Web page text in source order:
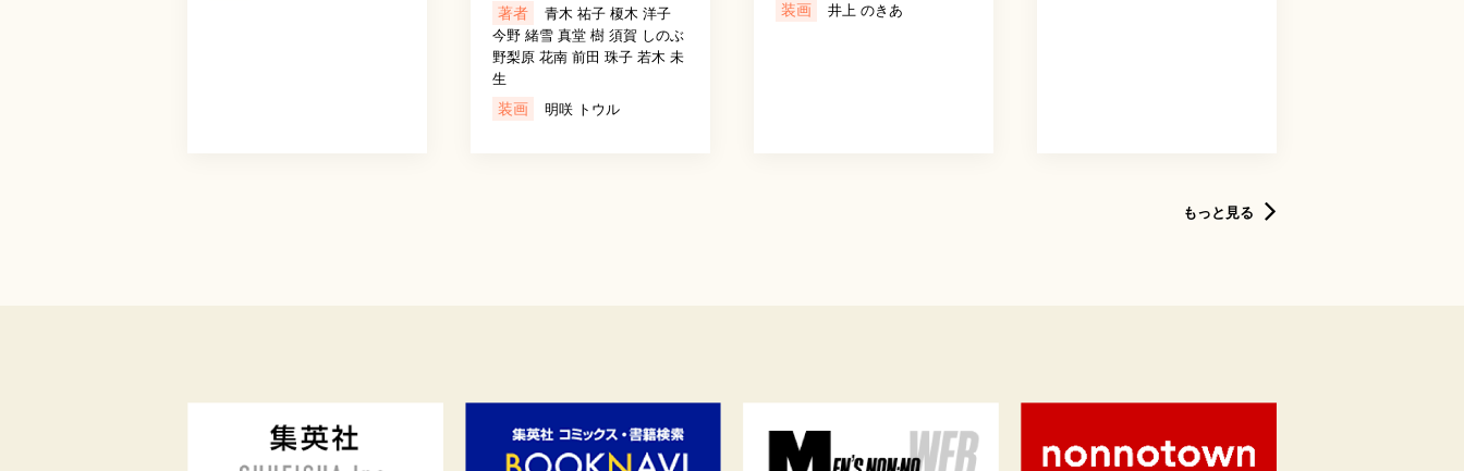
著者
青木 祐子 榎木 洋子
今野 緒雪 真堂 樹 須賀 しのぶ
野梨原 花南 前田 珠子 若木 未
生
装画 明咲 トウル
装画 井上 のきあ
もっと見る